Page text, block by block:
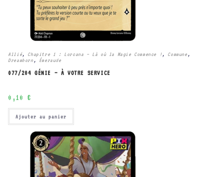
Allié, Chapitre 1 : Lorcana – Là où la Magie Commence !, Commune ,
Dreamborn , Émeraude
077/204 GÉNIE – À VOTRE SERVICE
0,10 €
Ajouter au panier